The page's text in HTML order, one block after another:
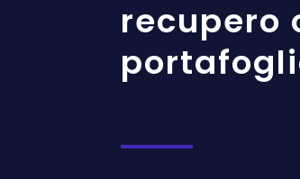
recupero